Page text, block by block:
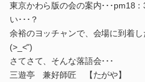
東京かわら版の会の案内･･･pm18
い･･･？
余裕のヨッチャンで、会場に到着
(>_<")
さてさて、そんな落語会･･･
三遊亭 兼好師匠 【たがや】